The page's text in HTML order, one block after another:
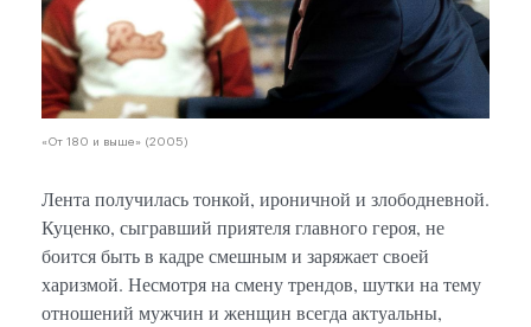
«От 180 и выше» (2005)
Лента получилась тонкой, ироничной и злободневной.
Куценко, сыгравший приятеля главного героя, не
боится быть в кадре смешным и заряжает своей
харизмой. Несмотря на смену трендов, шутки на тему
отношений мужчин и женщин всегда актуальны,